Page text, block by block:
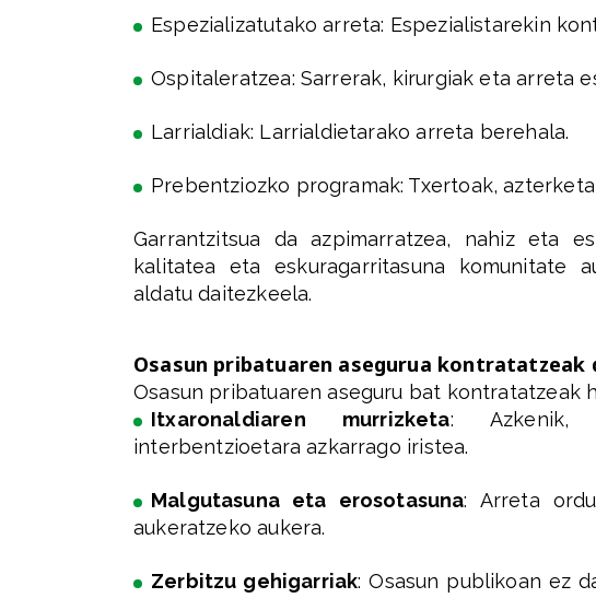
Espezializatutako arreta: Espezialistarekin
Ospitaleratzea: Sarrerak, kirurgiak eta arreta
Larrialdiak: Larrialdietarako arreta berehala.
Prebentziozko programak: Txertoak,
Garrantzitsua da azpimarratzea, nahiz eta
kalitatea eta eskuragarritasuna komunitate
aldatu daitezkeela.
Osasun pribatuaren asegurua kontratatzeak
Osasun pribatuaren aseguru bat kontratatzeak
Itxaronaldiaren murrizketa: Azkenik,
interbentzioetara azkarrago iristea.
Malgutasuna eta erosotasuna: Arreta
aukeratzeko aukera.
Zerbitzu gehigarriak: Osasun publikoan ez